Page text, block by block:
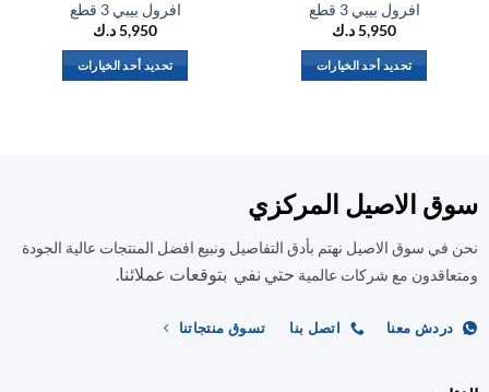
افرول بيبي 3 قطع
5,950د.ك
تحديد أحد الخيارات
لهذا
يمكن
اختيار
على
افرول بيبي 3 قطع
5,950د.ك
تحديد أحد الخيارات
يمكن
اختيار
الاصيل المركزي
سوق الاصيل نهتم بأدق التفاصيل ونبيع افضل المنتجات عالية الجودة
مع شركات عالميةحتي نفي بتوقعات عملائنا.
دردش معنا اتصل بنا تسوق منتجاتنا